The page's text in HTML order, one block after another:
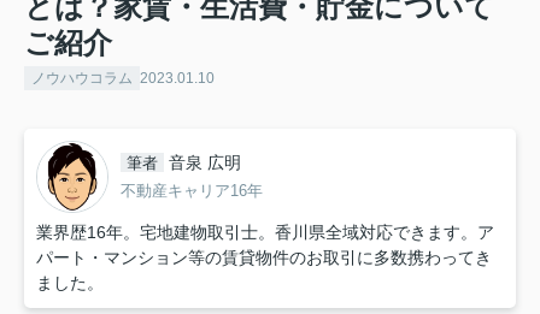
ご紹介
ノウハウコラム 2023.01.10
筆者 音泉 広明
不動産キャリア16年
業界歴16年。宅地建物取引士。香川県全域対応できます。ア
パート・マンション等の賃貸物件のお取引に多数携わってき
ました。